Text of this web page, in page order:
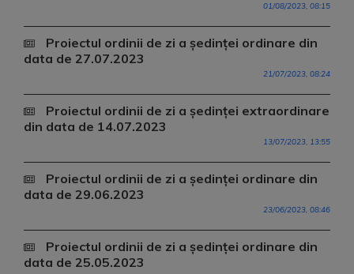
01/08/2023, 08:15
Proiectul ordinii de zi a ședinței ordinare din
data de 27.07.2023
21/07/2023, 08:24
Proiectul ordinii de zi a ședinței extraordinare
din data de 14.07.2023
13/07/2023, 13:55
Proiectul ordinii de zi a ședinței ordinare din
data de 29.06.2023
23/06/2023, 08:46
Proiectul ordinii de zi a ședinței ordinare din
data de 25.05.2023